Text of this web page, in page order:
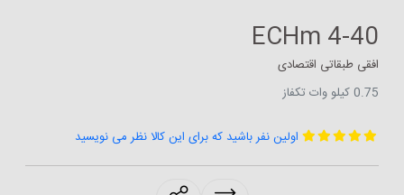
ECHm 4-40
افقی طبقاتی اقتصادی
0.75 کیلو وات تکفاز
اولین نفر باشید که برای این کالا نظر می نویسید